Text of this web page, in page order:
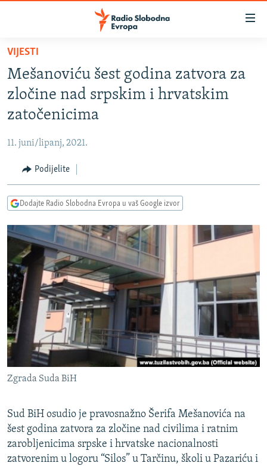
Pređite
glavni
sadržaj
Pređite
na
glavnu
navigaciju
Pređite
na
pretragu
BOSNA I HERCEGOVINA
SRBIJA
CRNA GORA
VIZUELNO
INFOGRAFIKE
RAT U UKRAJINI
KINA NA BALKANU
RSE PRIČE IZ SVIJETA
ISPRIČAJ MI
DNEVNO@RSE
SPECIJALI RSE
VIŠE OD NASLOVA
GENOCID U SREBRENICI
TV LIBERTY
POST SCRIPTUM
MOJA EVROPA
PRATITE NAS
Sve RFE/RL stranice
VIJESTI
Mešanoviću šest godina zatvora za
zločine nad srpskim i hrvatskim
zatočenicima
11. juni/lipanj, 2021.
Podijelite
Dodajte Radio Slobodna Evropa u vaš Google izvor
Zgrada Suda BiH
Sud BiH osudio je pravosnažno Šerifa Mešanovića na
šest godina zatvora za zločine nad civilima i ratnim
zarobljenicima srpske i hrvatske nacionalnosti
zatvorenim u logoru “Silos” u Tarčinu, školi u Pazariću i